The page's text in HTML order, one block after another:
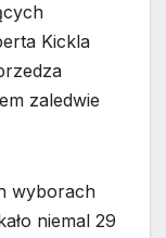
Kickla
zaledwie
wyborach
niemal 29